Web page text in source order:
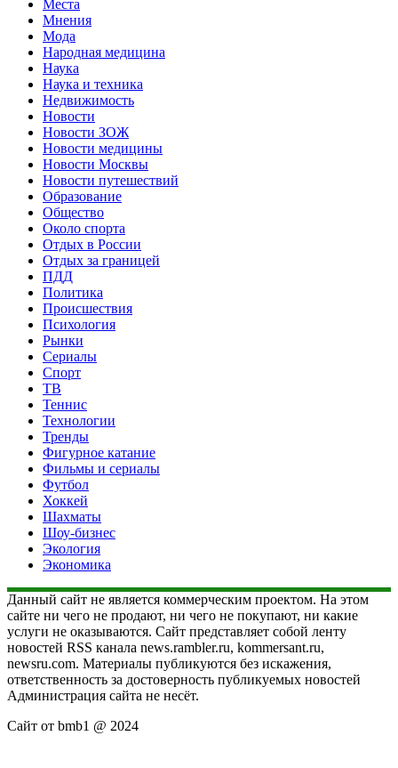
Места
Мнения
Мода
Народная медицина
Наука
Наука и техника
Недвижимость
Новости
Новости ЗОЖ
Новости медицины
Новости Москвы
Новости путешествий
Образование
Общество
Около спорта
Отдых в России
Отдых за границей
ПДД
Политика
Происшествия
Психология
Рынки
Сериалы
Спорт
ТВ
Теннис
Технологии
Тренды
Фигурное катание
Фильмы и сериалы
Футбол
Хоккей
Шахматы
Шоу-бизнес
Экология
Экономика
Данный сайт не является коммерческим проектом. На этом
сайте ни чего не продают, ни чего не покупают, ни какие
услуги не оказываются. Сайт представляет собой ленту
новостей RSS канала news.rambler.ru, kommersant.ru,
newsru.com. Материалы публикуются без искажения,
ответственность за достоверность публикуемых новостей
Администрация сайта не несёт.
Сайт от bmb1 @ 2024